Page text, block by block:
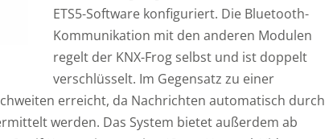
ETS5-Software konfiguriert. Die Bluetooth-
Kommunikation mit den anderen Modulen
regelt der KNX-Frog selbst und ist doppelt
verschlüsselt. Im Gegensatz zu einer
erreicht, da Nachrichten automatisch durch
werden. Das System bietet außerdem ab